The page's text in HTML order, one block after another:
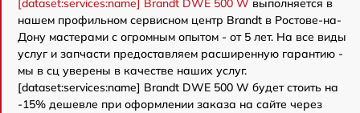
[dataset:services:name] Brandt DWE 500 W выполняется в
нашем профильном сервисном центр Brandt в Ростове-на-
Дону мастерами с огромным опытом - от 5 лет. На все виды
услуг и запчасти предоставляем расширенную гарантию -
мы в сц уверены в качестве наших услуг.
[dataset:services:name] Brandt DWE 500 W будет стоить на
-15% дешевле при оформлении заказа на сайте через